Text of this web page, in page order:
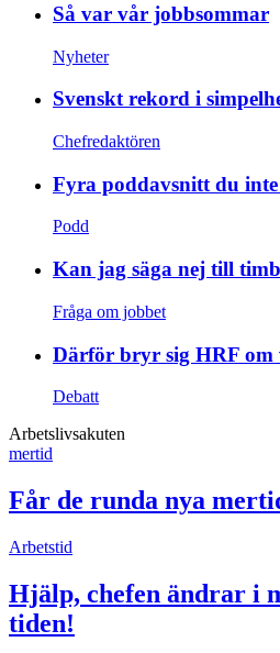
Så var vår jobbsommar
Nyheter
Svenskt rekord i
Chefredaktören
Fyra poddavsnitt du
Podd
Kan jag säga nej till
Fråga om jobbet
Därför bryr sig HRF om
Debatt
Arbetslivsakuten
mertid
Får de runda nya
Arbetstid
Hjälp, chefen ändrar i
tiden!